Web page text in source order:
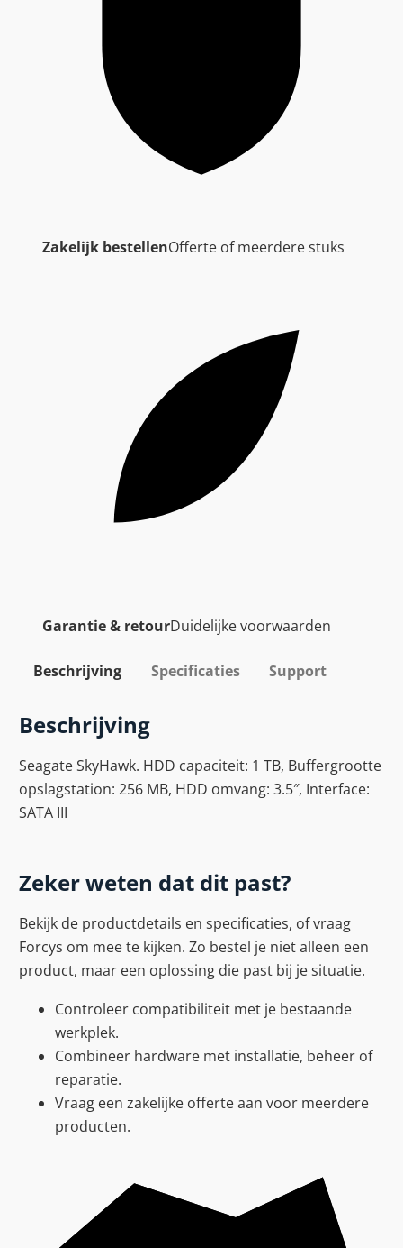
Zakelijk bestellenOfferte of meerdere stuks
Garantie & retourDuidelijke voorwaarden
Beschrijving Specificaties Support
Beschrijving
Seagate SkyHawk. HDD capaciteit: 1 TB, Buffergrootte
opslagstation: 256 MB, HDD omvang: 3.5″, Interface:
SATA III
Zeker weten dat dit past?
Bekijk de productdetails en specificaties, of vraag
Forcys om mee te kijken. Zo bestel je niet alleen een
product, maar een oplossing die past bij je situatie.
Controleer compatibiliteit met je bestaande
werkplek.
Combineer hardware met installatie, beheer of
reparatie.
Vraag een zakelijke offerte aan voor meerdere
producten.